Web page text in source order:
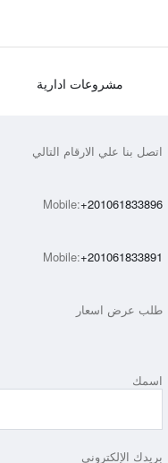
مشروعات ادارية
اتصل بنا علي الارقام التالي
Mobile:+201061833896
Mobile:+201061833891
طلب عرض اسعار
اسمك
بريدك الإلكتروني